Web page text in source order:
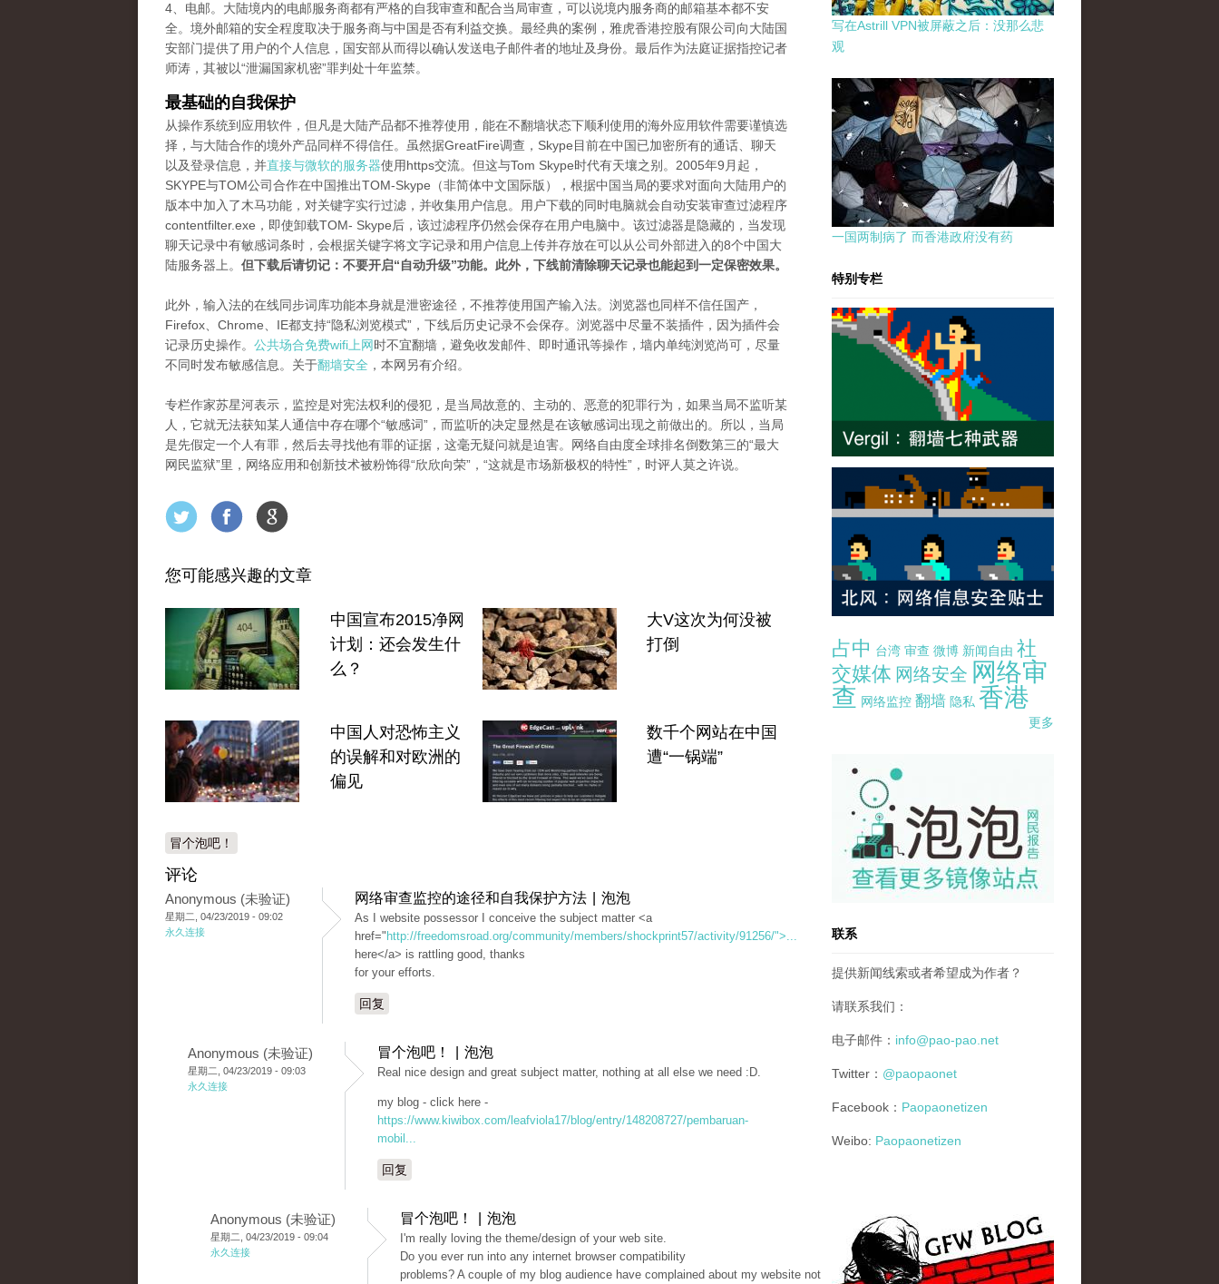
4、电邮。大陆境内的电邮服务商都有严格的自我审查和配合当局审查，可以说境内服务商的邮箱基本都不安
全。境外邮箱的安全程度取决于服务商与中国是否有利益交换。最经典的案例，雅虎香港控股有限公司向大陆国
安部门提供了用户的个人信息，国安部从而得以确认发送电子邮件者的地址及身份。最后作为法庭证据指控记者
师涛，其被以“泄漏国家机密”罪判处十年监禁。
最基础的自我保护
从操作系统到应用软件，但凡是大陆产品都不推荐使用，能在不翻墙状态下顺利使用的海外应用软件需要谨慎选
择，与大陆合作的境外产品同样不得信任。虽然据GreatFire调查，Skype目前在中国已加密所有的通话、聊天
以及登录信息，并直接与微软的服务器使用https交流。但这与Tom Skype时代有天壤之别。2005年9月起，
SKYPE与TOM公司合作在中国推出TOM-Skype（非简体中文国际版），根据中国当局的要求对面向大陆用户的
版本中加入了木马功能，对关键字实行过滤，并收集用户信息。用户下载的同时电脑就会自动安装审查过滤程序
contentfilter.exe，即使卸载TOM- Skype后，该过滤程序仍然会保存在用户电脑中。该过滤器是隐藏的，当发现
聊天记录中有敏感词条时，会根据关键字将文字记录和用户信息上传并存放在可以从公司外部进入的8个中国大
陆服务器上。 但下载后请切记：不要开启“自动升级”功能。此外，下线前清除聊天记录也能起到一定保密效果。
此外，输入法的在线同步词库功能本身就是泄密途径，不推荐使用国产输入法。浏览器也同样不信任国产，
Firefox、Chrome、IE都支持“隐私浏览模式”，下线后历史记录不会保存。浏览器中尽量不装插件，因为插件会
记录历史操作。 公共场合免费wifi上网时不宜翻墙，避免收发邮件、即时通讯等操作，墙内单纯浏览尚可，尽量
不同时发布敏感信息。关于翻墙安全 ，本网另有介绍。
专栏作家苏星河表示，监控是对宪法权利的侵犯，是当局故意的、主动的、恶意的犯罪行为，如果当局不监听某
人，它就无法获知某人通信中存在哪个“敏感词”，而监听的决定显然是在该敏感词出现之前做出的。所以，当局
是先假定一个人有罪，然后去寻找他有罪的证据，这毫无疑问就是迫害。网络自由度全球排名倒数第三的“最大
网民监狱”里，网络应用和创新技术被粉饰得“欣欣向荣”，“这就是市场新极权的特性”，时评人莫之许说。
您可能感兴趣的文章
中国宣布2015净网
计划：还会发生什
么？
大V这次为何没被
打倒
中国人对恐怖主义
的误解和对欧洲的
偏见
数千个网站在中国
遭“一锅端”
冒个泡吧！
评论
Anonymous (未验证)
星期二, 04/23/2019 - 09:02
永久连接
网络审查监控的途径和自我保护方法 | 泡泡
As I website possessor I conceive the subject matter <a
href=" http://freedomsroad.org/community/members/shockprint57/activity/91256/">...
here</a> is rattling good, thanks
for your efforts.
回复
Anonymous (未验证)
星期二, 04/23/2019 - 09:03
永久连接
冒个泡吧！ | 泡泡
Real nice design and great subject matter, nothing at all else we need :D.
my blog - click here -
https://www.kiwibox.com/leafviola17/blog/entry/148208727/pembaruan-
mobil...
回复
Anonymous (未验证)
星期二, 04/23/2019 - 09:04
永久连接
冒个泡吧！ | 泡泡
I'm really loving the theme/design of your web site.
Do you ever run into any internet browser compatibility
problems? A couple of my blog audience have complained about my website not
写在Astrill VPN被屏蔽之后：没那么悲
观
一国两制病了 而香港政府没有药
特别专栏
占中 台湾 审查 微博 新闻自由 社
交媒体 网络安全 网络审
查 网络监控 翻墙 隐私 香港
更多
pao-pao-banner-mirror-site-120814.jpg
联系
提供新闻线索或者希望成为作者？
请联系我们：
电子邮件： info@pao-pao.net
Twitter： @paopaonet
Facebook： Paopaonetizen
Weibo: Paopaonetizen
gfw_blog_small.jpg